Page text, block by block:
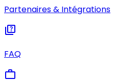
Partenaires & Intégrations
quiz
FAQ
work